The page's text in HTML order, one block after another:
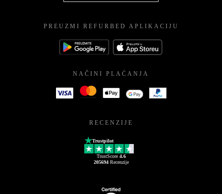
PREUZMI REFURBED APLIKACIJU
NAČINI PLAĆANJA
RECENZIJE
Trustpilot
TrustScore 4.6
205694Recenzije